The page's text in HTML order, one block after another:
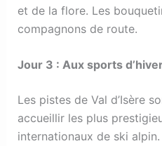
et de la flore. Les
compagnons de route.
Jour 3 : Aux sports
Les pistes de Val d’Isère
accueillir les plus
internationaux de ski